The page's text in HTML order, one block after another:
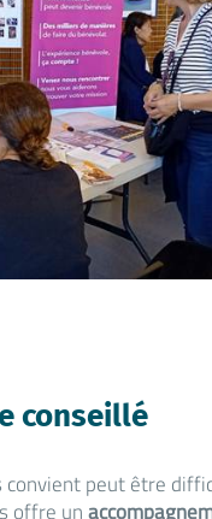
conseillé
convient peut être
offre un